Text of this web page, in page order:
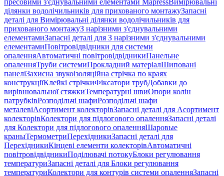
пресовими з'єднувальними елементами MapressВимірювальні
ділянки водолічильників для прихованого монтажуЗапасні
деталі для Вимірювальні ділянки водолічильників для
прихованого монтажуЗ нарізними з'єднувальними
елементамиЗапасні деталі для З нарізними з'єднувальними
елементамиПовітровідвідники для системи
опаленняАвтоматичні повітровідвідникиПанельне
опаленняТруби системиПрокладний матеріалШиповані
панеліЗахисна звукоізоляційна стрічка по краях
конструкціїКлейкі стрічкиФіксатори трубДобавки до
вирівнювальної стяжкиТемпературні швиОпори колін
патрубківРозподільчі шафиРозподільчі шафи
металевіАсортимент колекторівЗапасні деталі для Асортимент
колекторівКолектори для підлогового опаленняЗапасні деталі
для Колектори для підлогового опаленняШаровые
краныТермометриПерехідникиЗапасні деталі для
ПерехідникиКінцеві елементи колекторівАвтоматичні
повітровідвідникиПоділювачі потокуБлоки регулювання
температуриЗапасні деталі для Блоки регулювання
температуриКолектори для контурів системи опаленняЗапасні